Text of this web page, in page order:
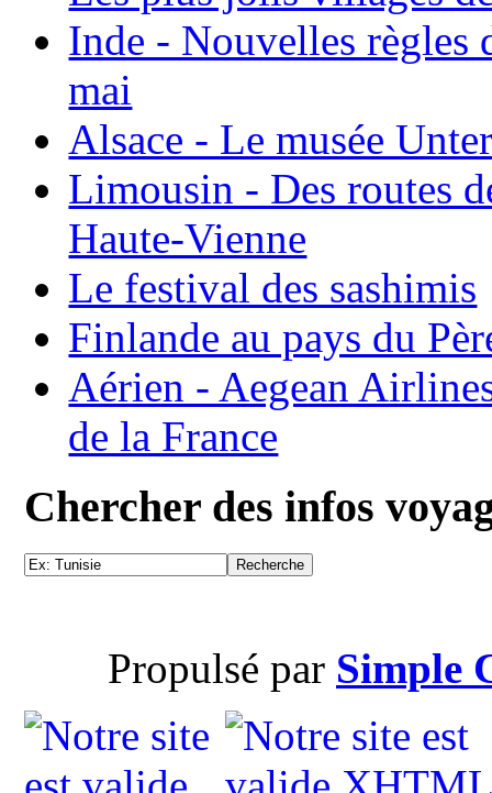
Inde - Nouvelles règles
mai
Alsace - Le musée
Limousin - Des routes
Haute-Vienne
Le festival des sashimis
Finlande au pays du
Aérien - Aegean
de la France
Chercher des infos
Propulsé par Simple